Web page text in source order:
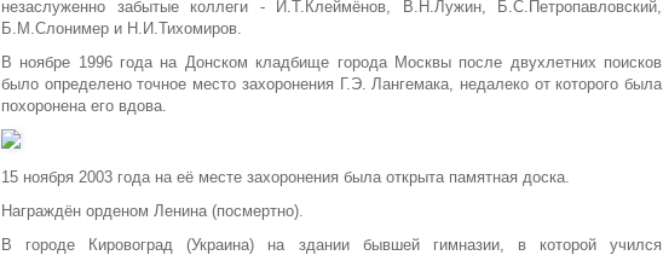
незаслуженно забытые коллеги - И.Т.Клеймёнов, В.Н.Лужин, Б.С.Петропавловский,
Б.М.Слонимер и Н.И.Тихомиров.
В ноябре 1996 года на Донском кладбище города Москвы после двухлетних поисков
было определено точное место захоронения Г.Э. Лангемака, недалеко от которого была
похоронена его вдова.
15 ноября 2003 года на её месте захоронения была открыта памятная доска.
Награждён орденом Ленина (посмертно).
В городе Кировоград (Украина) на здании бывшей гимназии, в которой учился